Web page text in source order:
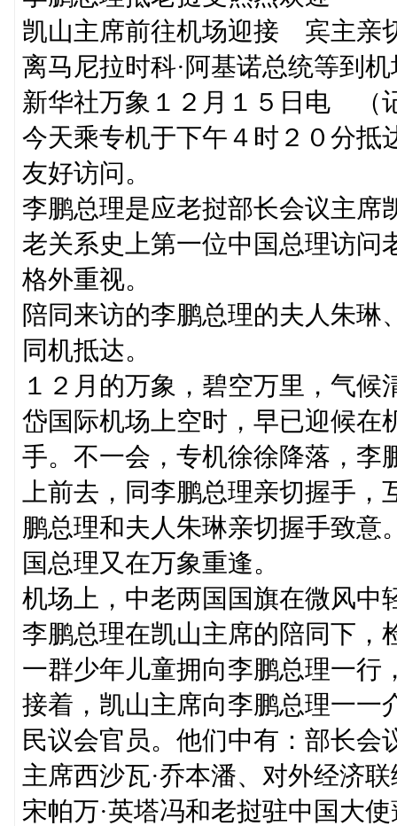
凯山主席前往机场迎接 宾主亲
离马尼拉时科·阿基诺总统等到
新华社万象１２月１５日电 （
今天乘专机于下午４时２０分抵
友好访问。
李鹏总理是应老挝部长会议主席
老关系史上第一位中国总理访问
格外重视。
陪同来访的李鹏总理的夫人朱琳
同机抵达。
１２月的万象，碧空万里，气
岱国际机场上空时，早已迎候在
手。不一会，专机徐徐降落，李
上前去，同李鹏总理亲切握手
鹏总理和夫人朱琳亲切握手致意
国总理又在万象重逢。
机场上，中老两国国旗在微风中
李鹏总理在凯山主席的陪同下，
一群少年儿童拥向李鹏总理一行
接着，凯山主席向李鹏总理一一
民议会官员。他们中有：部长会
主席西沙瓦·乔本潘、对外经济
宋帕万·英塔冯和老挝驻中国大